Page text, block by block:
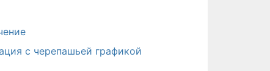
с черепашьей графикой